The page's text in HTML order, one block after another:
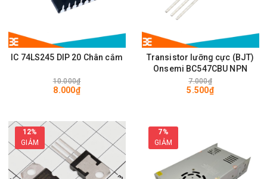
IC 74LS245 DIP 20 Chân cắm
10.000₫
8.000₫
Transistor lưỡng cực (BJT)
Onsemi BC547CBU NPN
7.000₫
5.500₫
12%
GIẢM
7%
GIẢM